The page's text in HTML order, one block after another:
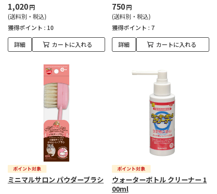
1,020円
(送料別・税込)
獲得ポイント : 10
詳細 カートに入れる
750円
(送料別・税込)
獲得ポイント : 7
詳細 カートに入れる
ミニマルサロン パウダーブラシ
ウォーターボトル クリーナー 1
00ml